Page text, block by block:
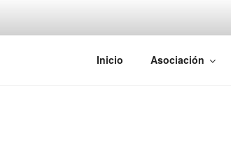
Asociación
Inicio Asociación